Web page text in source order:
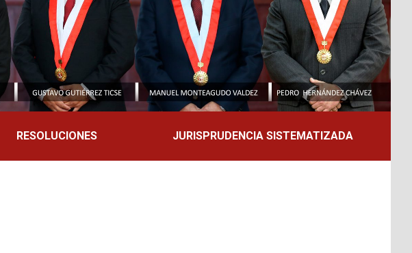
RESOLUCIONES JURISPRUDENCIA SISTEMATIZADA